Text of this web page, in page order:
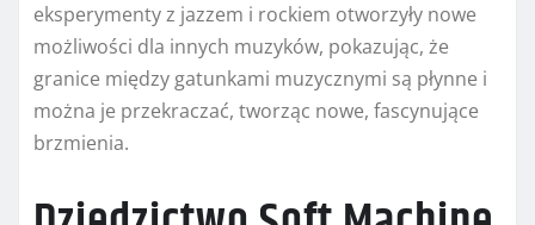
eksperymenty z jazzem i rockiem otworzyły nowe
możliwości dla innych muzyków, pokazując, że
granice między gatunkami muzycznymi są płynne i
można je przekraczać, tworząc nowe, fascynujące
brzmienia.